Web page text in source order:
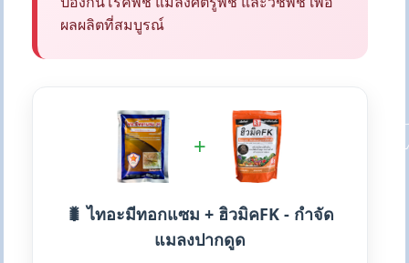
ผลผลิตที่สมบูรณ์
+
🐛 ไทอะมีทอกแซม + ฮิวมิคFK - กำจัด
แมลงปากดูด